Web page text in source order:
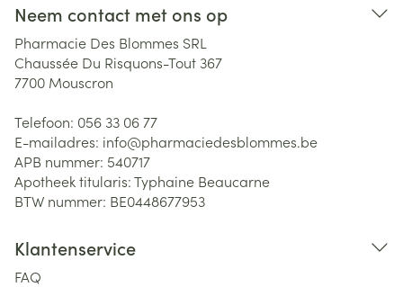
Neem contact met ons op
Pharmacie Des Blommes SRL
Chaussée Du Risquons-Tout 367
7700 Mouscron
Telefoon: 056 33 06 77
E-mailadres: info@pharmaciedesblommes.be
APB nummer: 540717
Apotheek titularis:Typhaine Beaucarne
BTW nummer: BE0448677953
Klantenservice
FAQ